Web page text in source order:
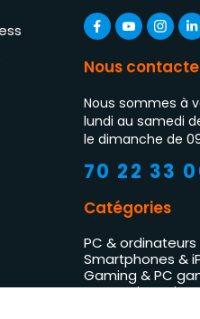
Nous
Nous sommes à
lundi au samedi
le dimanche de
70 22 33
Catégories
PC &
Smartphones &
Gaming & PC
Impression &